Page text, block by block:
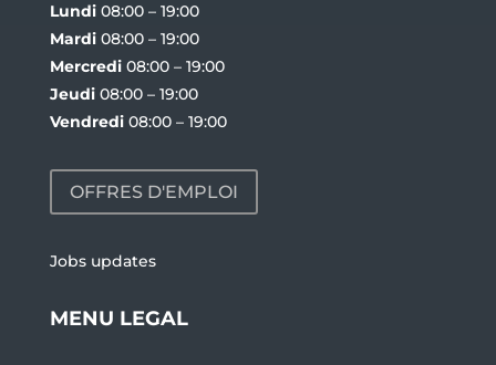
Lundi08:00 – 19:00
Mardi08:00 – 19:00
Mercredi08:00 – 19:00
Jeudi08:00 – 19:00
Vendredi08:00 – 19:00
OFFRES D'EMPLOI
Jobs updates
MENU LEGAL